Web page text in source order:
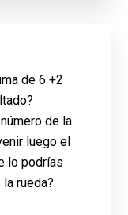
de 6 +2
de la
luego el
lo podrías
rueda?